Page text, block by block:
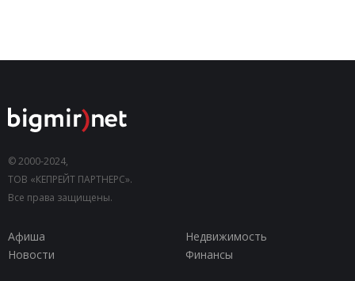
© 2000-2024,
ТОВ «КЕПРЕЙТ ПАРТНЕРС».
Все права защищены.
Афиша
Недвижимость
Новости
Финансы